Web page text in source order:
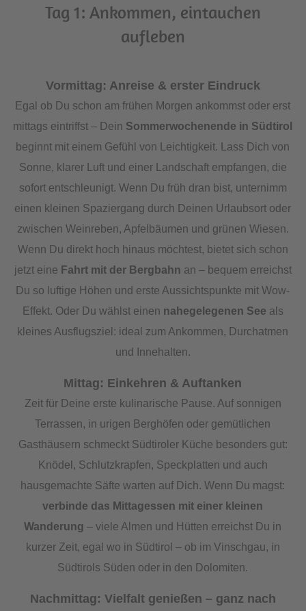
Tag 1: Ankommen, eintauchen
aufleben
Vormittag: Anreise & erster Eindruck
Egal ob Du schon am frühen Morgen ankommst oder erst
mittags eintriffst – Dein Sommerwochenende in Südtirol
beginnt mit einem Gefühl von Leichtigkeit. Lass Dich von
Sonne, klarer Luft und einer Landschaft empfangen, die
sofort entschleunigt. Wenn Du früh dran bist, unternimm
einen kleinen Spaziergang durch Deinen Urlaubsort oder
zwischen Weinreben, Apfelbäumen und grünen Wiesen.
Wenn Du direkt hoch hinaus möchtest, bietet sich schon
jetzt eine Fahrt mit der Bergbahn an – bequem erreichst
Du so luftige Höhen und erste Aussichtspunkte mit Wow-
Effekt. Oder Du wählst einen nahegelegenen See als
kleines Ausflugsziel: ideal zum Ankommen, Durchatmen
und Innehalten.
Mittag: Einkehren & Auftanken
Zeit für Deine erste kulinarische Pause. Auf sonnigen
Terrassen, in urigen Berghöfen oder gemütlichen
Gasthäusern schmeckt Südtiroler Küche besonders gut:
Knödel, Schlutzkrapfen, Speckplatten und auch
hausgemachte Säfte warten auf Dich. Wenn Du magst:
verbinde das Mittagessen mit einer kleinen
Wanderung – viele Almen und Hütten erreichst Du in
kurzer Zeit, egal wo in Südtirol – ob im Vinschgau, in
Südtirols Süden oder in den Dolomiten.
Nachmittag: Vielfalt genießen – ganz nach